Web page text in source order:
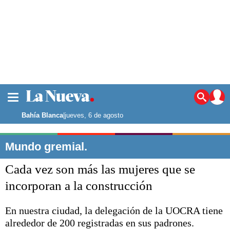
Noticias
La ciudad
Punta Alta
El mundo
Seguridad
Deportes
Escenario Olímpico
Liga del Sur
Bahía Blanca|jueves, 6 de agosto
Mundo gremial.
Cada vez son más las mujeres que se
incorporan a la construcción
En nuestra ciudad, la delegación de la UOCRA tiene
alrededor de 200 registradas en sus padrones.